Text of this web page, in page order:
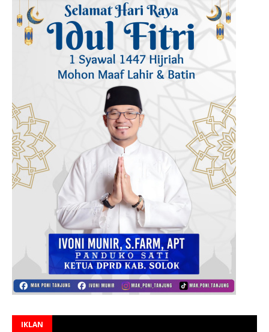
IKLAN